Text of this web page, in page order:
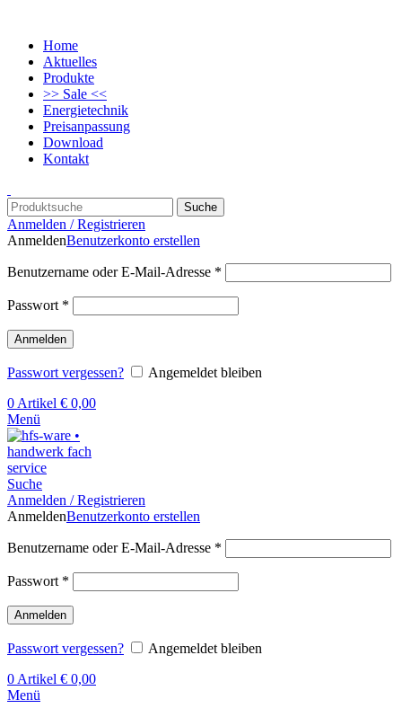
Home
Aktuelles
Produkte
>> Sale <<
Energietechnik
Preisanpassung
Download
Kontakt
Suche
Anmelden / Registrieren
AnmeldenBenutzerkonto erstellen
Benutzername oder E-Mail-Adresse *
Passwort *
Anmelden
Passwort vergessen?
Angemeldet bleiben
0 Artikel € 0,00
Menü
Suche
Anmelden / Registrieren
AnmeldenBenutzerkonto erstellen
Benutzername oder E-Mail-Adresse *
Passwort *
Anmelden
Passwort vergessen?
Angemeldet bleiben
0 Artikel € 0,00
Menü